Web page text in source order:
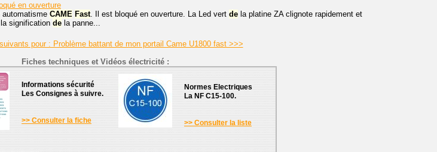
en ouverture
automatisme CAME Fast. Il est bloqué en ouverture. La Led vert de la platine ZA clignote rapidement et
signification de la panne...
pour : Problème battant de mon portail Came U1800 fast >>>
Fiches techniques et Vidéos électricité :
Informations sécurité
Les Consignes à suivre.
>> Consulter la fiche
Normes Electriques
La NF C15-100.
>> Consulter la liste